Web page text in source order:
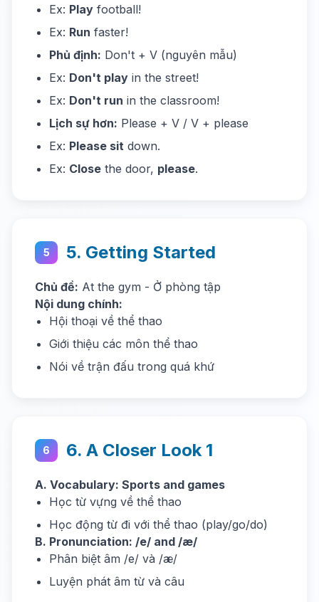
Ex: Play football!
Ex: Run faster!
Phủ định: Don't + V (nguyên mẫu)
Ex: Don't play in the street!
Ex: Don't run in the classroom!
Lịch sự hơn: Please + V / V + please
Ex: Please sit down.
Ex: Close the door, please.
5 5. Getting Started
Chủ đề: At the gym - Ở phòng tập
Nội dung chính:
Hội thoại về thể thao
Giới thiệu các môn thể thao
Nói về trận đấu trong quá khứ
6 6. A Closer Look 1
A. Vocabulary: Sports and games
Học từ vựng về thể thao
Học động từ đi với thể thao (play/go/do)
B. Pronunciation: /e/ and /æ/
Phân biệt âm /e/ và /æ/
Luyện phát âm từ và câu